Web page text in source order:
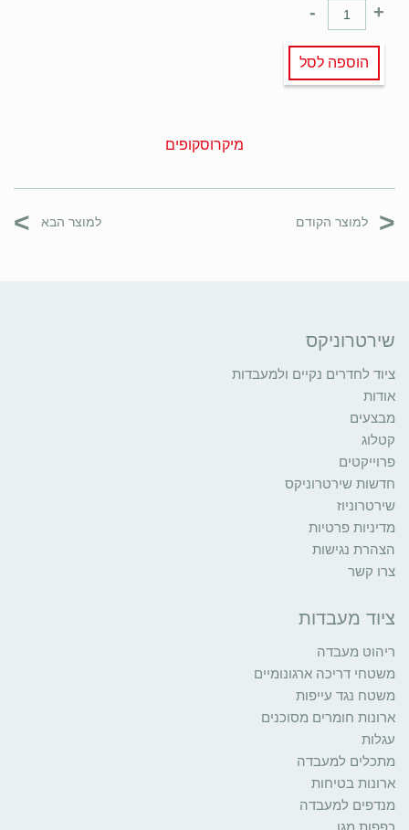
+
-
הוספה לסל
מיקרוסקופים
< למוצר הקודם למוצר הבא >
שירטרוניקס
ציוד לחדרים נקיים ולמעבדות
אודות
מבצעים
קטלוג
פרוייקטים
חדשות שירטרוניקס
שירטרוניוז
מדיניות פרטיות
הצהרת נגישות
צרו קשר
ציוד מעבדות
ריהוט מעבדה
משטחי דריכה ארגונומיים
משטח נגד עייפות
ארונות חומרים מסוכנים
עגלות
מתכלים למעבדה
ארונות בטיחות
מנדפים למעבדה
כפפות מגן